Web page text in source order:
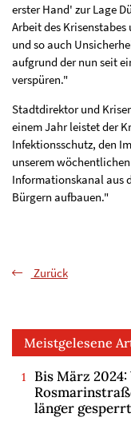
erster Hand' zur Lage
Arbeit des
und so auch
aufgrund der nun seit
verspüren."
Stadtdirektor und
einem Jahr leistet der
Infektionsschutz, den
unserem
Informationskanal aus
Bürgern aufbauen."
Zurück
Meistgelesene
Bis März
länger